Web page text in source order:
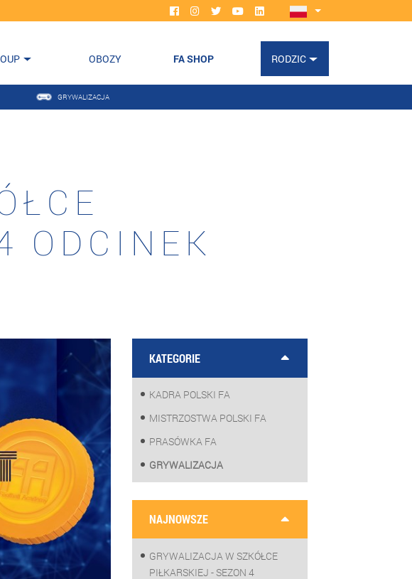
OBOZY FA SHOP RODZIC
GRYWALIZACJA
ODCINEK
KATEGORIE
KADRA POLSKI FA
MISTRZOSTWA POLSKI FA
PRASÓWKA FA
GRYWALIZACJA
NAJNOWSZE
GRYWALIZACJA W SZKÓŁCE
PIŁKARSKIEJ - SEZON 4